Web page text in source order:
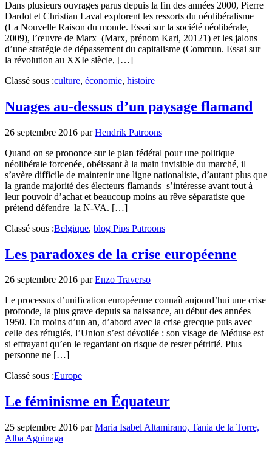
Dans plusieurs ouvrages parus depuis la fin des années 2000, Pierre
Dardot et Christian Laval explorent les ressorts du néolibéralisme
(La Nouvelle Raison du monde. Essai sur la société néolibérale,
2009), l’œuvre de Marx (Marx, prénom Karl, 20121) et les jalons
d’une stratégie de dépassement du capitalisme (Commun. Essai sur
la révolution au XXIe siècle, […]
Classé sous :culture, économie, histoire
Nuages au-dessus d’un paysage flamand
26 septembre 2016 parHendrik Patroons
Quand on se prononce sur le plan fédéral pour une politique
néolibérale forcenée, obéissant à la main invisible du marché, il
s’avère difficile de maintenir une ligne nationaliste, d’autant plus que
la grande majorité des électeurs flamands s’intéresse avant tout à
leur pouvoir d’achat et beaucoup moins au rêve séparatiste que
prétend défendre la N-VA. […]
Classé sous :Belgique, blog Pips Patroons
Les paradoxes de la crise européenne
26 septembre 2016 parEnzo Traverso
Le processus d’unification européenne connaît aujourd’hui une crise
profonde, la plus grave depuis sa naissance, au début des années
1950. En moins d’un an, d’abord avec la crise grecque puis avec
celle des réfugiés, l’Union s’est dévoilée : son visage de Méduse est
si effrayant qu’en le regardant on risque de rester pétrifié. Plus
personne ne […]
Classé sous :Europe
Le féminisme en Équateur
25 septembre 2016 parMaria Isabel Altamirano, Tania de la Torre,
Alba Aguinaga